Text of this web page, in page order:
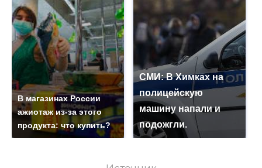
В магазинах России
ажиотаж из-за этого
продукта: что купить?
СМИ: В Химках на
полицейскую
машину напали и
подожгли.